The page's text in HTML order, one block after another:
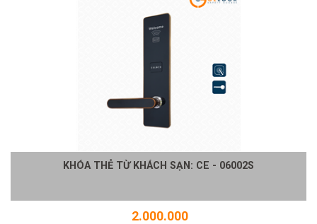
KHÓA THẺ TỪ KHÁCH SẠN: CE - 06002S
2.000.000